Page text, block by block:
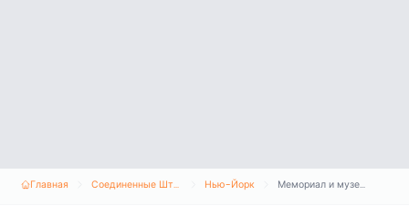
Главная Соединенные Штаты Америки Нью-Йорк Мемориал и музей 11 сентября